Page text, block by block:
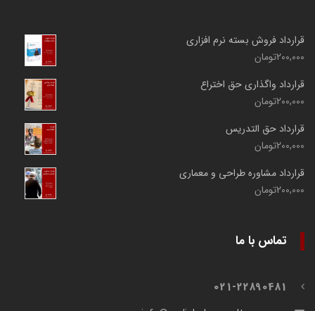
قرارداد فروش بسته نرم افزاری
200,000تومان
قرارداد واگذاری حق اختراع
200,000تومان
قرارداد حق التدریس
200,000تومان
قرارداد مشاوره طراحی و معماری
200,000تومان
تماس با ما
021-22890481